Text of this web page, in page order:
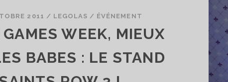
2011 / LEGOLAS / ÉVÉNEMENT
GAMES WEEK, MIEUX
BABES : LE STAND